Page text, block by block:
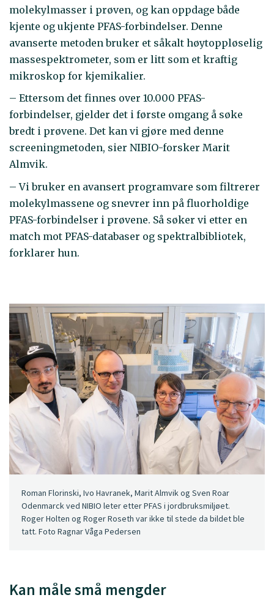
molekylmasser i prøven, og kan oppdage både
kjente og ukjente PFAS-forbindelser. Denne
avanserte metoden bruker et såkalt høytoppløselig
massespektrometer, som er litt som et kraftig
mikroskop for kjemikalier.
– Ettersom det finnes over 10.000 PFAS-
forbindelser, gjelder det i første omgang å søke
bredt i prøvene. Det kan vi gjøre med denne
screeningmetoden, sier NIBIO-forsker Marit
Almvik.
– Vi bruker en avansert programvare som filtrerer
molekylmassene og snevrer inn på fluorholdige
PFAS-forbindelser i prøvene. Så søker vi etter en
match mot PFAS-databaser og spektralbibliotek,
forklarer hun.
Roman Florinski, Ivo Havranek, Marit Almvik og Sven Roar
Odenmarck ved NIBIO leter etter PFAS i jordbruksmiljøet.
Roger Holten og Roger Roseth var ikke til stede da bildet ble
tatt. Foto Ragnar Våga Pedersen
Kan måle små mengder